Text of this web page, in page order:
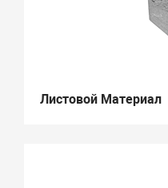
Листовой Материал